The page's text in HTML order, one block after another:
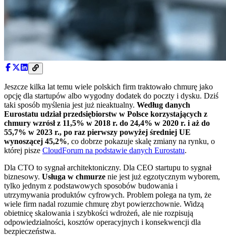
Jeszcze kilka lat temu wiele polskich firm traktowało chmurę jako
opcję dla startupów albo wygodny dodatek do poczty i dysku. Dziś
taki sposób myślenia jest już nieaktualny. Według danych
Eurostatu udział przedsiębiorstw w Polsce korzystających z
chmury wzrósł z 11,5% w 2018 r. do 24,4% w 2020 r. i aż do
55,7% w 2023 r., po raz pierwszy powyżej średniej UE
wynoszącej 45,2%, co dobrze pokazuje skalę zmiany na rynku, o
której pisze CloudForum na podstawie danych Eurostatu.
Dla CTO to sygnał architektoniczny. Dla CEO startupu to sygnał
biznesowy. Usługa w chmurze nie jest już egzotycznym wyborem,
tylko jednym z podstawowych sposobów budowania i
utrzymywania produktów cyfrowych. Problem polega na tym, że
wiele firm nadal rozumie chmurę zbyt powierzchownie. Widzą
obietnicę skalowania i szybkości wdrożeń, ale nie rozpisują
odpowiedzialności, kosztów operacyjnych i konsekwencji dla
bezpieczeństwa.